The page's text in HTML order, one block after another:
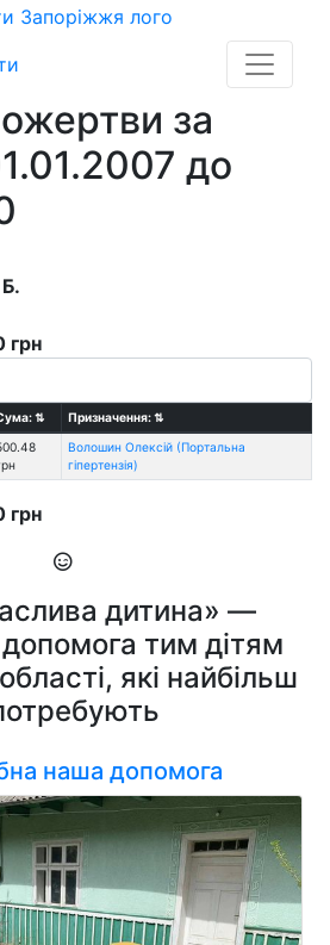
за
до
грн
⇅ Призначення:⇅
Волошин Олексій (Портальна
гіпертензія)
грн
дитина» —
тим дітям
які найбільш
наша допомога